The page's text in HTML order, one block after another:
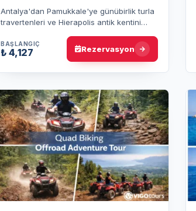
Antalya'dan Pamukkale'ye günübirlik turla
travertenleri ve Hierapolis antik kentini
hizmeti dahil unutulmaz…
BAŞLANGIÇ
₺ 4,127 Rezervasyon